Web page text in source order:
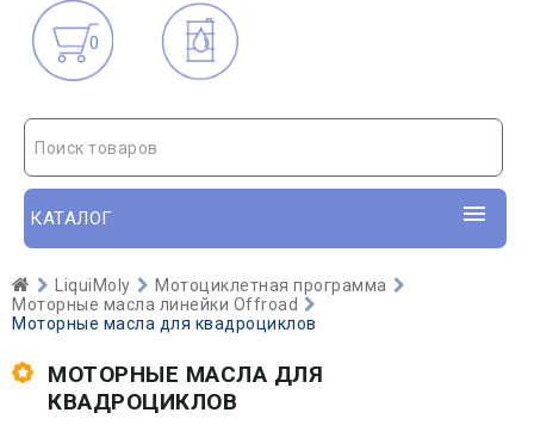
0
Поиск товаров
КАТАЛОГ
LiquiMoly
Мотоциклетная программа
Моторные масла линейки Offroad
Моторные масла для квадроциклов
МОТОРНЫЕ МАСЛА ДЛЯ
КВАДРОЦИКЛОВ